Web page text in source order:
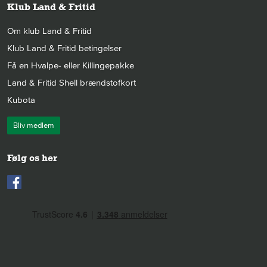
Klub Land & Fritid
Om klub Land & Fritid
Klub Land & Fritid betingelser
Få en Hvalpe- eller Killingepakke
Land & Fritid Shell brændstofkort
Kubota
Bliv medlem
Følg os her